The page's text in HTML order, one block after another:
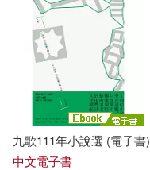
九歌111年小說選 (電子書)
中文電子書